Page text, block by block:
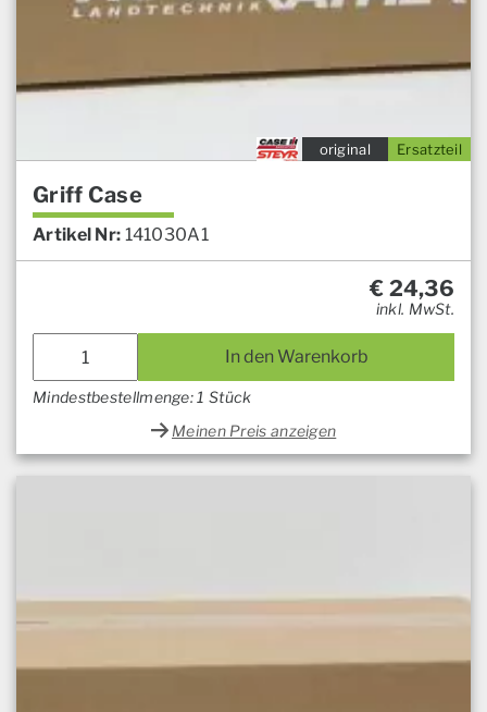
Ersatzteil
original
Griff Case
Artikel Nr: 141030A1
€ 24,36
inkl. MwSt.
In den Warenkorb
Mindestbestellmenge: 1 Stück
Meinen Preis anzeigen